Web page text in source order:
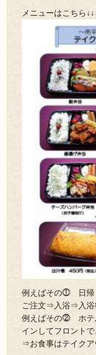
メニューはこちら
例えばその⓵ 日帰
ご注文⇒入浴⇒入浴
例えばその⓶ ホテ
インしてフロント
⇒お食事はテイクア